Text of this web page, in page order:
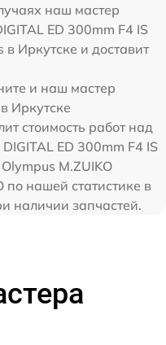
наш мастер
ED 300mm F4 IS
в Иркутске и доставит
и наш мастер
Иркутске
стоимость работ над
ED 300mm F4 IS
M.ZUIKO
по нашей статистике в
наличии запчастей.